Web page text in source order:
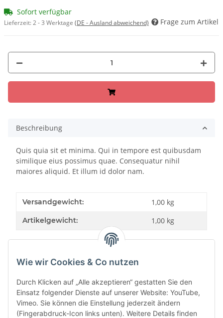
Sofort verfügbar
Lieferzeit:2 - 3 Werktage (DE - Ausland abweichend) Frage zum Artikel
Beschreibung
Quis quia sit et minima. Qui in tempore est quibusdam
similique eius possimus quae. Consequatur nihil
maiores aliquid. Et illum id dolor nam.
Versandgewicht: 1,00 kg
Artikelgewicht: 1,00 kg
Bewertungen
Wie wir Cookies & Co nutzen
Durch Klicken auf „Alle akzeptieren“ gestatten Sie den
Einsatz folgender Dienste auf unserer Website: YouTube,
Vimeo. Sie können die Einstellung jederzeit ändern
(Fingerabdruck-Icon links unten). Weitere Details finden